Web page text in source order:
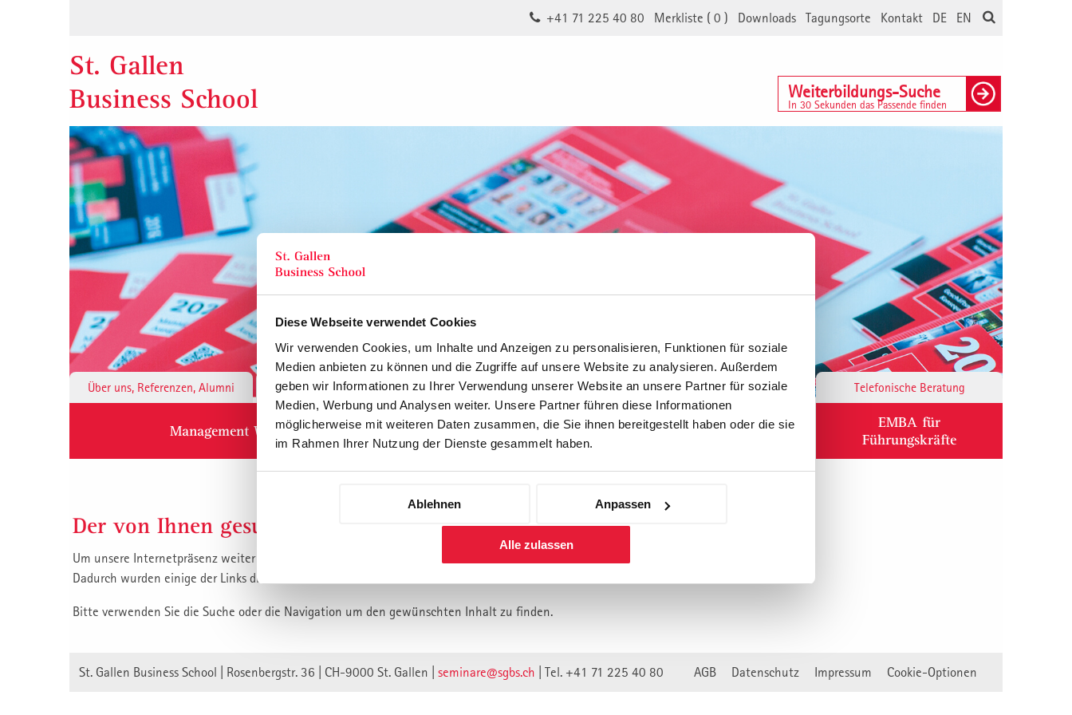
Diese Webseite verwendet Cookies
Wir verwenden Cookies, um Inhalte und Anzeigen zu personalisieren, Funktionen für soziale
Medien anbieten zu können und die Zugriffe auf unsere Website zu analysieren. Außerdem
geben wir Informationen zu Ihrer Verwendung unserer Website an unsere Partner für soziale
Medien, Werbung und Analysen weiter. Unsere Partner führen diese Informationen
möglicherweise mit weiteren Daten zusammen, die Sie ihnen bereitgestellt haben oder die sie
im Rahmen Ihrer Nutzung der Dienste gesammelt haben.
Ablehnen Anpassen
Alle zulassen
EN
DE
Kontakt
Tagungsorte
Downloads
Merkliste (0 )
+41 71 225 40 80
St. Gallen
Business School
Weiterbildungs-Suche
In 30 Sekunden das Passende finden
Über uns, Referenzen, Alumni Institute & Forschung Inhouse, Consulting Corporate Responsibility Telefonische Beratung
Management Weiterbildung
Berufsbegleitendes Praxisstudium
für Führungskräfte
EMBA für
Führungskräfte
Der von Ihnen gesuchte Inhalt ist vermutlich umgezogen.
Um unsere Internetpräsenz weiter zu verbessern, haben wir unsere Webseite auf eine neue technische Basis gestellt.
Dadurch wurden einige der Links die auf unsere Inhalte verweisen unwirksam.
Bitte verwenden Sie die Suche oder die Navigation um den gewünschten Inhalt zu finden.
St. Gallen Business School | Rosenbergstr. 36 | CH-9000 St. Gallen | seminare@sgbs.ch Tel. +41 71 225 40 80 AGB Datenschutz Impressum Cookie-Optionen